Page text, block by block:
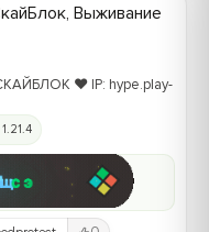
Выживание
❤️ IP: hype.play-